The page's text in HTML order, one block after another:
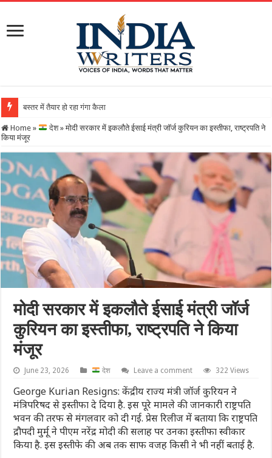
बस्तर में तैयार हो रहा गंगा कैलाशनाथ चतुर्मुख शिवालय : महाशिवरात्
Home » देश » मोदी सरकार में इकलौते ईसाई मंत्री जॉर्ज कुरियन का इस्तीफा, राष्ट्रपति ने
किया मंजूर
मोदी सरकार में इकलौते ईसाई मंत्री जॉर्ज
कुरियन का इस्तीफा, राष्ट्रपति ने किया
मंजूर
June 23, 2026 देश Leave a comment 322 Views
George Kurian Resigns: केंद्रीय राज्य मंत्री जॉर्ज कुरियन ने
मंत्रिपरिषद से इस्तीफा दे दिया है. इस पूरे मामले की जानकारी राष्ट्रपति
भवन की तरफ से मंगलवार को दी गई. प्रेस रिलीज में बताया कि राष्ट्रपति
द्रौपदी मुर्मू ने पीएम नरेंद्र मोदी की सलाह पर उनका इस्तीफा स्वीकार
किया है. इस इस्तीफे की अब तक साफ वजह किसी ने भी नहीं बताई है.